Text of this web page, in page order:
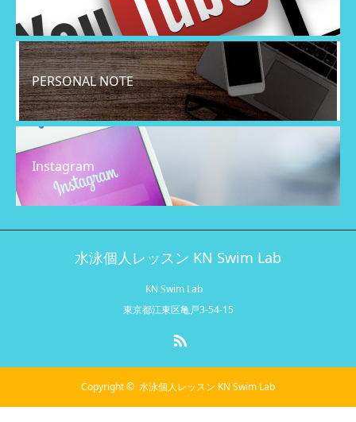
PERSONAL NOTE
Instagram
水泳個人レッスン KN Swim Lab
KN Swim Lab
東京都江東区亀戸3-54-15
Copyright © 水泳個人レッスン KN Swim Lab